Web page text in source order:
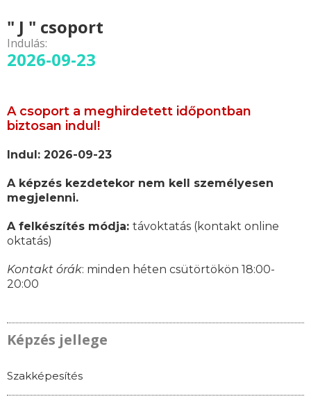
" J " csoport
Indulás:
2026-09-23
A csoport a meghirdetett időpontban
biztosan indul!
Indul: 2026-09-23
A képzés kezdetekor nem kell személyesen
megjelenni.
A felkészítés módja: távoktatás (kontakt online
oktatás)
Kontakt órák: minden héten csütörtökön 18:00-
20:00
Képzés jellege
Szakképesítés